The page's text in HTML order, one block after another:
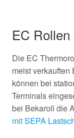
EC
Die EC
meist
können bei
Terminals
bei Bekaroll die
mit SEPA